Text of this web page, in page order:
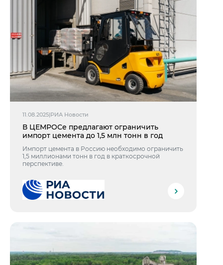
11.08.2025|РИА Новости
В ЦЕМРОСе предлагают ограничить
импорт цемента до 1,5 млн тонн в год
Импорт цемента в Россию необходимо ограничить
1,5 миллионами тонн в год в краткосрочной
перспективе.